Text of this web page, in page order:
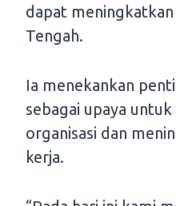
dapat
Tengah.
Ia menekankan
sebagai upaya
organisasi dan
kerja.